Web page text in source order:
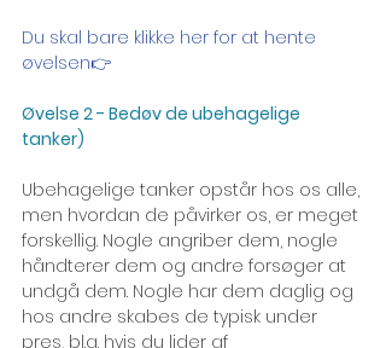
Du skal bare klikke her for at hente
øvelsen👉
Øvelse 2 - Bedøv de ubehagelige
tanker)
Ubehagelige tanker opstår hos os alle,
men hvordan de påvirker os, er meget
forskellig. Nogle angriber dem, nogle
håndterer dem og andre forsøger at
undgå dem. Nogle har dem daglig og
hos andre skabes de typisk under
pres, bl.a. hvis du lider af